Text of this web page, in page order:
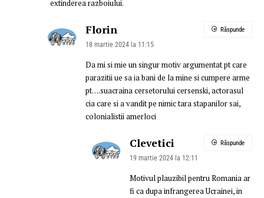
extinderea razboiului.
Florin
18 martie 2024 la 11:15
Da mi si mie un singur motiv argumentat pt care
parazitii ue sa ia bani de la mine si cumpere arme
pt….suacraina cersetorului cersenski, actorasul
cia care si a vandit pe nimic tara stapanilor sai,
colonialistii amerloci
Răspunde
Clevetici
19 martie 2024 la 12:11
Motivul plauzibil pentru Romania ar
fi ca dupa infrangerea Ucrainei, in
Răspunde